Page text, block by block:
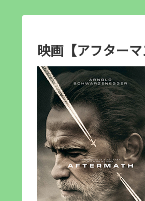
映画【アフター